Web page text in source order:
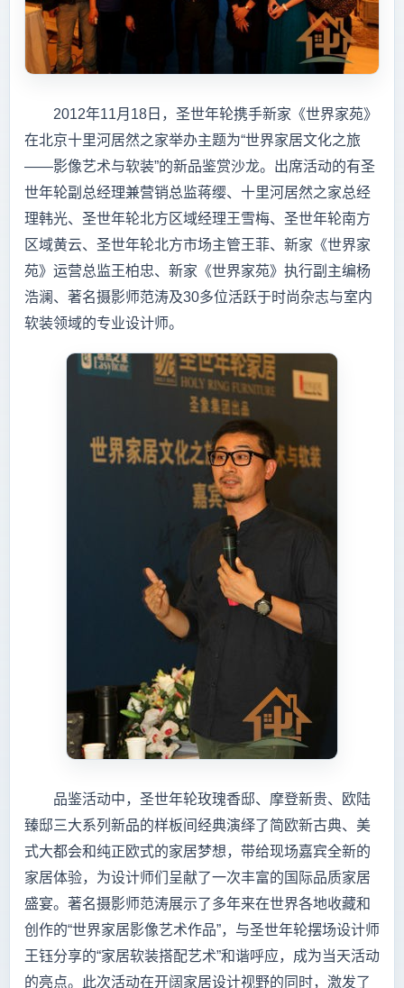
2012年11月18日，圣世年轮携手新家《世界家苑》
在北京十里河居然之家举办主题为“世界家居文化之旅
——影像艺术与软装”的新品鉴赏沙龙。出席活动的有圣
世年轮副总经理兼营销总监蒋缨、十里河居然之家总经
理韩光、圣世年轮北方区域经理王雪梅、圣世年轮南方
区域黄云、圣世年轮北方市场主管王菲、新家《世界家
苑》运营总监王柏忠、新家《世界家苑》执行副主编杨
浩澜、著名摄影师范涛及30多位活跃于时尚杂志与室内
软装领域的专业设计师。
品鉴活动中，圣世年轮玫瑰香邸、摩登新贵、欧陆
臻邸三大系列新品的样板间经典演绎了简欧新古典、美
式大都会和纯正欧式的家居梦想，带给现场嘉宾全新的
家居体验，为设计师们呈献了一次丰富的国际品质家居
盛宴。著名摄影师范涛展示了多年来在世界各地收藏和
创作的“世界家居影像艺术作品”，与圣世年轮摆场设计师
王钰分享的“家居软装搭配艺术”和谐呼应，成为当天活动
的亮点。此次活动在开阔家居设计视野的同时，激发了